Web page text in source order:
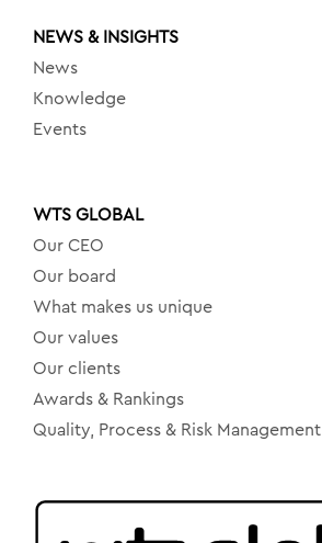
NEWS & INSIGHTS
News
Knowledge
Events
WTS GLOBAL
Our CEO
Our board
What makes us unique
Our values
Our clients
Awards & Rankings
Quality, Process & Risk Management